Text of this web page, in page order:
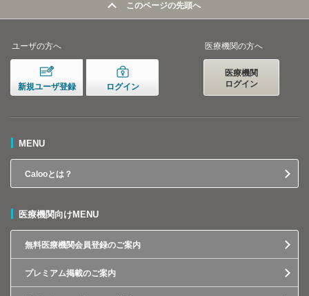
このページの先頭へ
ユーザの方へ
新規ユーザ登録 ログイン
医療機関の方へ
医療機関
ログイン
MENU
Calooとは？
医療機関向けMENU
無料医療機関会員登録のご案内
プレミアム掲載のご案内